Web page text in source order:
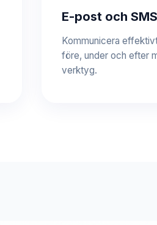
E-post och SMS
Kommunicera
före, under och efter
verktyg.